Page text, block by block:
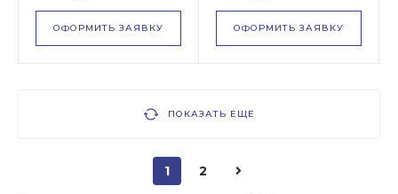
ОФОРМИТЬ ЗАЯВКУ ОФОРМИТЬ ЗАЯВКУ
ПОКАЗАТЬ ЕЩЕ
1
2